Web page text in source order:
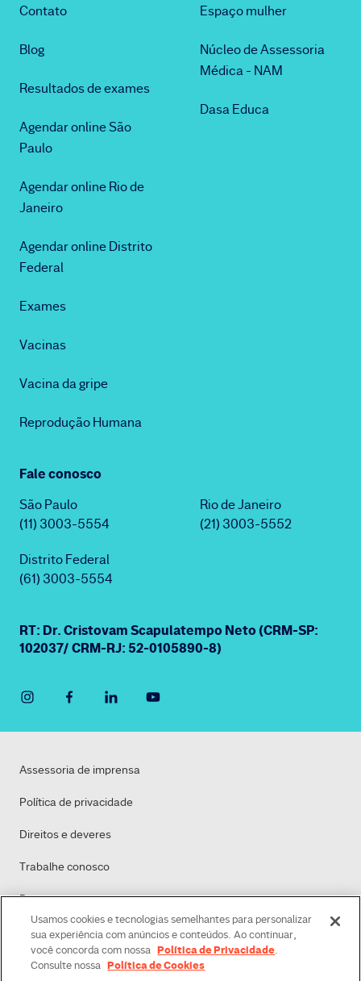
Contato
Blog
Resultados de exames
Agendar online São
Paulo
Agendar online Rio de
Janeiro
Agendar online Distrito
Federal
Exames
Vacinas
Vacina da gripe
Reprodução Humana
Espaço mulher
Núcleo de Assessoria
Médica - NAM
Dasa Educa
Fale conosco
São Paulo
(11) 3003-5554
Rio de Janeiro
(21) 3003-5552
Distrito Federal
(61) 3003-5554
RT: Dr. Cristovam Scapulatempo Neto (CRM-SP:
102037/ CRM-RJ: 52-0105890-8)
Assessoria de imprensa
Política de privacidade
Direitos e deveres
Trabalhe conosco
Dasa
Política de Cookies
Usamos cookies e tecnologias semelhantes para personalizar
sua experiência com anúncios e conteúdos. Ao continuar,
você concorda com nossa Política de Privacidade.
Consulte nossa Política de Cookies